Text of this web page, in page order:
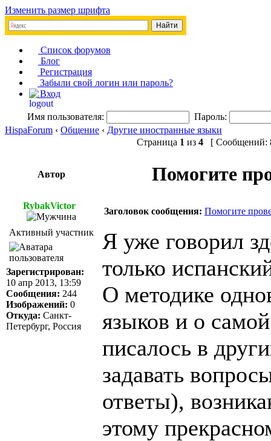
Изменить размер шрифта
Список форумов
Блог
Регистрация
Забыли свой логин или пароль?
Вход
Имя пользователя:
Пароль:
HispaForum ‹ Общение ‹ Другие иностранные языки
Страница 1 из 4 [ Сообщений:
Автор Помогите
RybakVictor
Заголовок сообщения: Помогите
Активный участник
Зарегистрирован:
10 апр 2013, 13:59
Сообщения: 244
Изображений: 0
Откуда: Санкт-
Петербург, Россия
Я уже говорил
только
О методике
языков и о
писалось в
задавать
ответы),
этому